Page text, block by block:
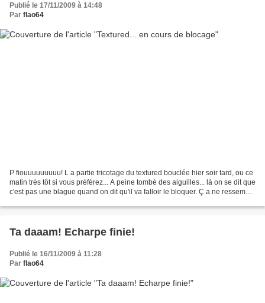
Publié le 17/11/2009 à 14:48
Par flao64
P fiouuuuuuuuu! L a partie tricotage du textured bouclée hier soir tard, ou ce
matin très tôt si vous préférez... A peine tombé des aiguilles... là on se dit que
c'est pas une blague quand on dit qu'il va falloir le bloquer. Ç a ne ressemble
Ta daaam! Echarpe finie!
Publié le 16/11/2009 à 11:28
Par flao64